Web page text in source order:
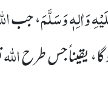
وَاٰلِہٖ وَسَلَّمَ، جب
گا، یقیناً جس طرحاللہ